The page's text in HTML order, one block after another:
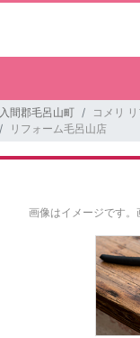
入間郡毛呂山町
コメリ
リフォーム毛呂山店
画像はイメージです。